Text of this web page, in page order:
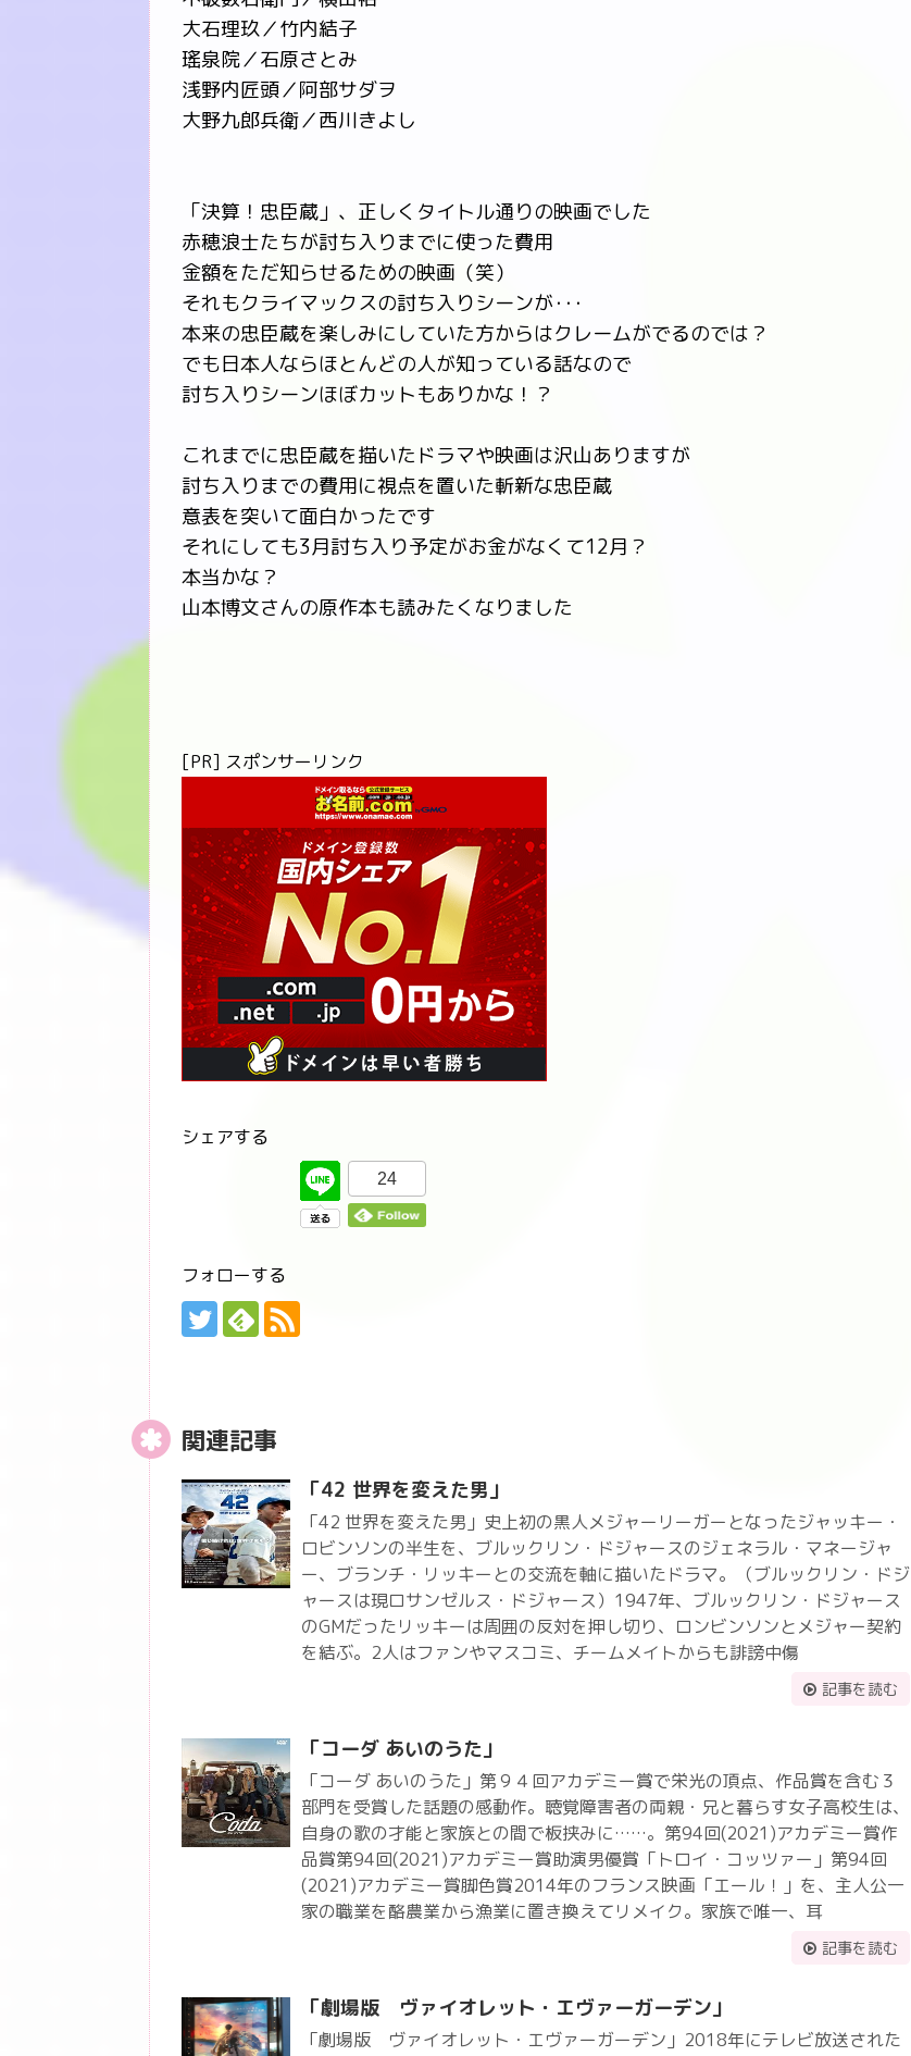
大石理玖／竹内結子
瑤泉院／石原さとみ
浅野内匠頭／阿部サダヲ
大野九郎兵衛／西川きよし
「決算！忠臣蔵」、正しくタイトル通りの映画でした
赤穂浪士たちが討ち入りまでに使った費用
金額をただ知らせるための映画（笑）
それもクライマックスの討ち入りシーンが･･･
本来の忠臣蔵を楽しみにしていた方からはクレームがでるのでは？
でも日本人ならほとんどの人が知っている話なので
討ち入りシーンほぼカットもありかな！？
これまでに忠臣蔵を描いたドラマや映画は沢山ありますが
討ち入りまでの費用に視点を置いた斬新な忠臣蔵
意表を突いて面白かったです
それにしても3月討ち入り予定がお金がなくて12月？
本当かな？
山本博文さんの原作本も読みたくなりました
[PR] スポンサーリンク
シェアする
24
フォローする
関連記事
「42 世界を変えた男」
「42 世界を変えた男」史上初の黒人メジャーリーガーとなったジャッキー・
ロビンソンの半生を、ブルックリン・ドジャースのジェネラル・マネージャ
ー、ブランチ・リッキーとの交流を軸に描いたドラマ。（ブルックリン・ドジ
ャースは現ロサンゼルス・ドジャース）1947年、ブルックリン・ドジャース
のGMだったリッキーは周囲の反対を押し切り、ロンビンソンとメジャー契約
を結ぶ。2人はファンやマスコミ、チームメイトからも誹謗中傷
記事を読む
「コーダ あいのうた」
「コーダ あいのうた」第９４回アカデミー賞で栄光の頂点、作品賞を含む３
部門を受賞した話題の感動作。聴覚障害者の両親・兄と暮らす女子高校生は、
自身の歌の才能と家族との間で板挟みに……。第94回(2021)アカデミー賞作
品賞第94回(2021)アカデミー賞助演男優賞「トロイ・コッツァー」第94回
(2021)アカデミー賞脚色賞2014年のフランス映画「エール！」を、主人公一
家の職業を酪農業から漁業に置き換えてリメイク。家族で唯一、耳
記事を読む
「劇場版 ヴァイオレット・エヴァーガーデン」
「劇場版 ヴァイオレット・エヴァーガーデン」2018年にテレビ放送された